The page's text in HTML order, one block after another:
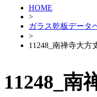
HOME
>
ガラス乾板データ
>
11248_南禅寺大
11248_南